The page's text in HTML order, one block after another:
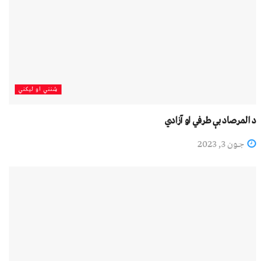
شنني او لیکني
د المرصاد بې طرفي او آزادي
جون 3, 2023